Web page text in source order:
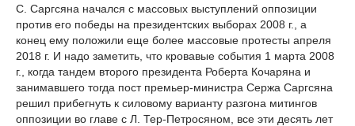
С. Саргсяна начался с массовых выступлений оппозиции
против его победы на президентских выборах 2008 г., а
конец ему положили еще более массовые протесты апреля
2018 г. И надо заметить, что кровавые события 1 марта 2008
г., когда тандем второго президента Роберта Кочаряна и
занимавшего тогда пост премьер-министра Сержа Саргсяна
решил прибегнуть к силовому варианту разгона митингов
оппозиции во главе с Л. Тер-Петросяном, все эти десять лет